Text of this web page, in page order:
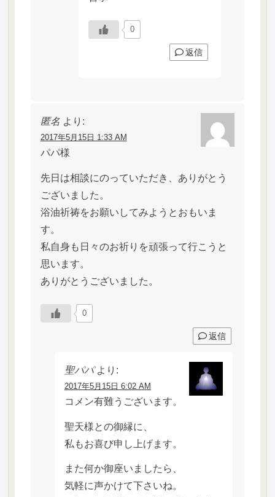
0
返信
匿名 より:
2017年5月15日 1:33 AM
パパ様
先日は相談にのっていただき、ありがとう
ございました。
浴油祈祷をお願いしてみようとおもいま
す。
私自身も日々のお祈りを頑張って行こうと
思います。
ありがとうございました。
0
返信
聖パパ より:
2017年5月15日 6:02 AM
コメン有難うございます。
聖天様との御縁に、
私もお喜び申し上げます。
また何か御座いましたら、
気軽に声かけて下さいね。